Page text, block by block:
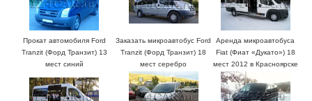
Прокат автомобиля Ford
Tranzit (Форд Транзит) 13
мест синий
Заказать микроавтобус Ford
Tranzit (Форд Транзит) 18
мест серебро
Аренда микроавтобуса
Fiat (Фиат «Дукато») 18
мест 2012 в Красноярске